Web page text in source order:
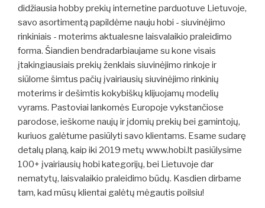
didžiausia hobby prekių internetine parduotuve Lietuvoje,
savo asortimentą papildėme nauju hobi - siuvinėjimo
rinkiniais - moterims aktualesne laisvalaikio praleidimo
forma. Šiandien bendradarbiaujame su kone visais
įtakingiausiais prekių ženklais siuvinėjimo rinkoje ir
siūlome šimtus pačių įvairiausių siuvinėjimo rinkinių
moterims ir dešimtis kokybiškų klijuojamų modelių
vyrams. Pastoviai lankomės Europoje vykstančiose
parodose, ieškome naujų ir įdomių prekių bei gamintojų,
kuriuos galėtume pasiūlyti savo klientams. Esame sudarę
detalų planą, kaip iki 2019 metų www.hobi.lt pasiūlysime
100+ įvairiausių hobi kategorijų, bei Lietuvoje dar
nematytų, laisvalaikio praleidimo būdų. Kasdien dirbame
tam, kad mūsų klientai galėtų mėgautis poilsiu!